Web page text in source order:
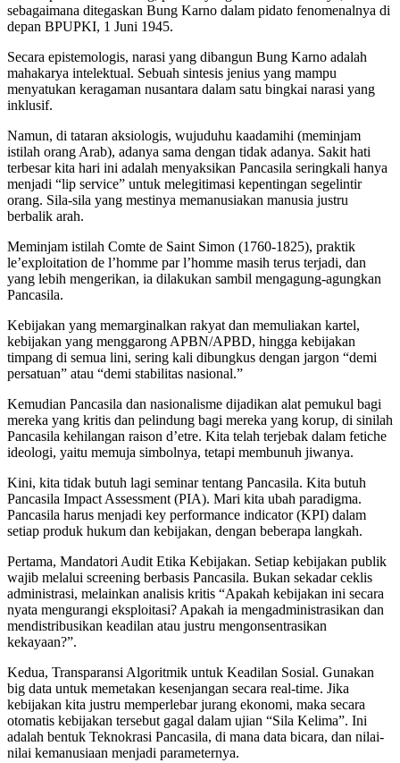
sebagaimana ditegaskan Bung Karno dalam pidato fenomenalnya di
depan BPUPKI, 1 Juni 1945.
Secara epistemologis, narasi yang dibangun Bung Karno adalah
mahakarya intelektual. Sebuah sintesis jenius yang mampu
menyatukan keragaman nusantara dalam satu bingkai narasi yang
inklusif.
​Namun, di tataran aksiologis, wujuduhu kaadamihi (meminjam
istilah orang Arab), adanya sama dengan tidak adanya. Sakit hati
terbesar kita hari ini adalah menyaksikan Pancasila seringkali hanya
menjadi “lip service” untuk melegitimasi kepentingan segelintir
orang. Sila-sila yang mestinya memanusiakan manusia justru
berbalik arah.
Meminjam istilah Comte de Saint Simon (1760-1825), praktik
le’exploitation de l’homme par l’homme masih terus terjadi, dan
yang lebih mengerikan, ia dilakukan sambil mengagung-agungkan
Pancasila.
​Kebijakan yang memarginalkan rakyat dan memuliakan kartel,
kebijakan yang menggarong APBN/APBD, hingga kebijakan
timpang di semua lini, sering kali dibungkus dengan jargon “demi
persatuan” atau “demi stabilitas nasional.”
Kemudian Pancasila dan nasionalisme dijadikan alat pemukul bagi
mereka yang kritis dan pelindung bagi mereka yang korup, di sinilah
Pancasila kehilangan raison d’etre. Kita telah terjebak dalam fetiche
ideologi, yaitu memuja simbolnya, tetapi membunuh jiwanya.
​Kini, kita tidak butuh lagi seminar tentang Pancasila. Kita butuh
Pancasila Impact Assessment (PIA). Mari kita ubah paradigma.
Pancasila harus menjadi key performance indicator (KPI) dalam
setiap produk hukum dan kebijakan, dengan beberapa langkah.
Pertama, ​Mandatori Audit Etika Kebijakan. Setiap kebijakan publik
wajib melalui screening berbasis Pancasila. Bukan sekadar ceklis
administrasi, melainkan analisis kritis “Apakah kebijakan ini secara
nyata mengurangi eksploitasi? Apakah ia mengadministrasikan dan
mendistribusikan keadilan atau justru mengonsentrasikan
kekayaan?”.
Kedua, ​Transparansi Algoritmik untuk Keadilan Sosial. Gunakan
big data untuk memetakan kesenjangan secara real-time. Jika
kebijakan kita justru memperlebar jurang ekonomi, maka secara
otomatis kebijakan tersebut gagal dalam ujian “Sila Kelima”. Ini
adalah bentuk Teknokrasi Pancasila, di mana data bicara, dan nilai-
nilai kemanusiaan menjadi parameternya.